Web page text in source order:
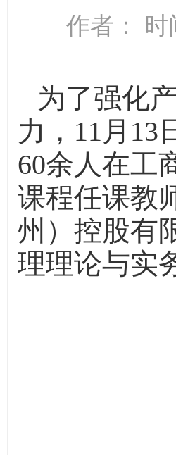
作者： 时
为了强化
力，11月13
60余人在工
课程任课教
州）控股有
理理论与实